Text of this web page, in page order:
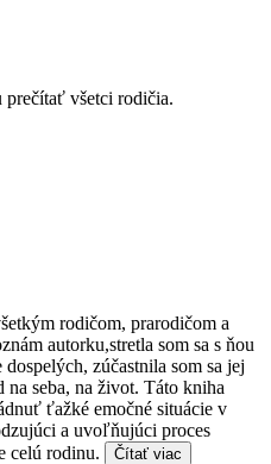
všetci rodičia.
rodičom, prarodičom a
autorku,stretla som sa s ňou
zúčastnila som sa jej
seba, na život. Táto kniha
ťažké emočné situácie v
a uvoľňujúci proces
celú rodinu.
Čítať viac